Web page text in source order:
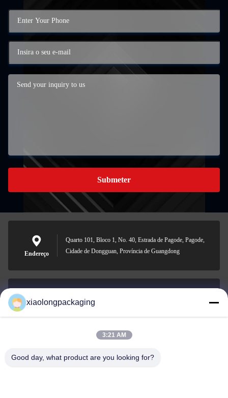
Submeter
Endereço
Quarto 101, Bloco 1, No. 40, Estrada de Pagode, Pagode,
Cidade de Dongguan, Província de Guangdong
Tina@xiaolongpackaging.com
0086-15322891631
xiaolongpackaging
3:21 AM
Good day, what product are you looking for?